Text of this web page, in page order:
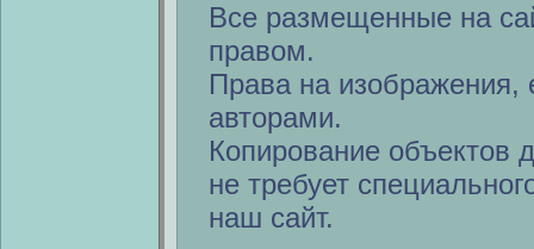
Все размещенные на
правом.
Права на изображения,
авторами.
Копирование объектов
не требует
наш сайт.